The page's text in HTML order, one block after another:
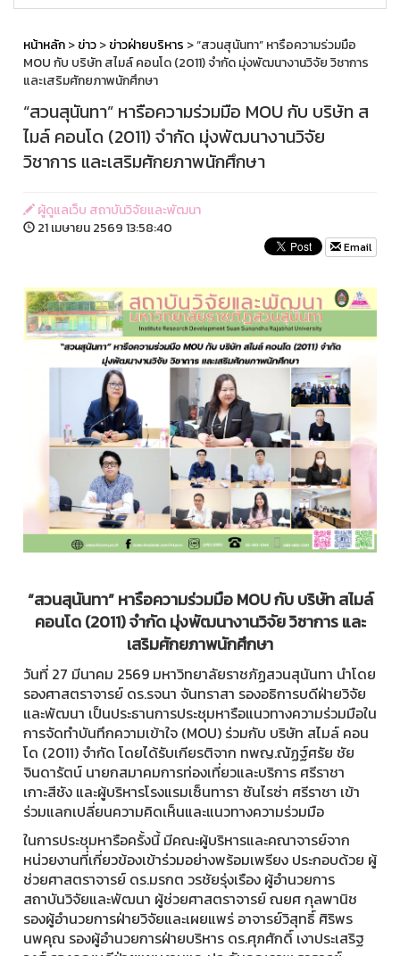
หน้าหลัก>ข่าว>ข่าวฝ่ายบริหาร > “สวนสุนันทา” หารือความร่วมมือ
MOU กับ บริษัท สไมล์ คอนโด (2011) จำกัด มุ่งพัฒนางานวิจัย วิชาการ
และเสริมศักยภาพนักศึกษา
“สวนสุนันทา” หารือความร่วมมือ MOU กับ บริษัท ส
ไมล์ คอนโด (2011) จำกัด มุ่งพัฒนางานวิจัย
วิชาการ และเสริมศักยภาพนักศึกษา
ผู้ดูแลเว็บ สถาบันวิจัยและพัฒนา
21 เมษายน 2569 13:58:40
Email
“สวนสุนันทา” หารือความร่วมมือ MOU กับ บริษัท สไมล์
คอนโด (2011) จำกัด มุ่งพัฒนางานวิจัย วิชาการ และ
เสริมศักยภาพนักศึกษา
วันที่ 27 มีนาคม 2569 มหาวิทยาลัยราชภัฏสวนสุนันทา นำโดย
รองศาสตราจารย์ ดร.รจนา จันทราสา รองอธิการบดีฝ่ายวิจัย
และพัฒนา เป็นประธานการประชุมหารือแนวทางความร่วมมือใน
การจัดทำบันทึกความเข้าใจ (MOU) ร่วมกับ บริษัท สไมล์ คอน
โด (2011) จำกัด โดยได้รับเกียรติจาก ทพญ.ณัฏฐ์ศรัย ชัย
จินดารัตน์ นายกสมาคมการท่องเที่ยวและบริการ ศรีราชา
เกาะสีชัง และผู้บริหารโรงแรมเซ็นทารา ซันไรซ่า ศรีราชา เข้า
ร่วมแลกเปลี่ยนความคิดเห็นและแนวทางความร่วมมือ
ในการประชุมหารือครั้งนี้ มีคณะผู้บริหารและคณาจารย์จาก
หน่วยงานที่เกี่ยวข้องเข้าร่วมอย่างพร้อมเพรียง ประกอบด้วย ผู้
ช่วยศาสตราจารย์ ดร.มรกต วรชัยรุ่งเรือง ผู้อำนวยการ
สถาบันวิจัยและพัฒนา ผู้ช่วยศาสตราจารย์ ณยศ กุลพานิช
รองผู้อำนวยการฝ่ายวิจัยและเผยแพร่ อาจารย์วิสุทธิ์ ศิริพร
นพคุณ รองผู้อำนวยการฝ่ายบริหาร ดร.ศุภศักดิ์ เงาประเสริฐ